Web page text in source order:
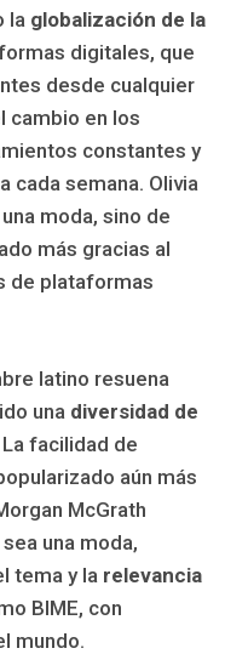
la globalización de la
digitales, que
desde cualquier
cambio en los
constantes y
cada semana. Olivia
moda, sino de
más gracias al
de plataformas
latino resuena
una diversidad de
facilidad de
aún más
McGrath
una moda,
tema y la relevancia
BIME, con
mundo.